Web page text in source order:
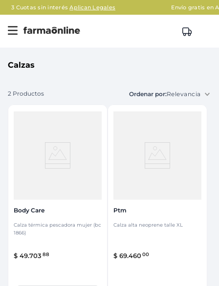
sin interésAplican Legales Envío gratis en AMBA en
Calzas
2 Productos Relevancia
Body Care
Calza térmica pescadora mujer (bc
1866)
$ 49.703 88
Ptm
Calza alta neoprene talle XL
$ 69.46000